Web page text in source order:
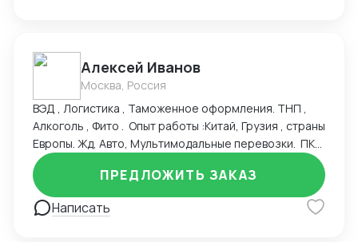
Алексей Иванов
Москва, Россия
ВЭД , Логистика , Таможенное оформления. ТНП ,
Алкоголь , Фито . Опыт работы :Китай, Грузия , страны
Европы. Жд, Авто, Мультимодальные перевозки. ПКТ
, ПЛП , Владивосток , Новороссийск , жд станции
Москвы, авто терминалы. Альта Софт, Такса , ЛК ФТС
. ТНВЭД , Инвойс, Спецификация , Упаковочный лист
Проверка торговых марок Контракты ВЭД
Написать
ПРЕДЛОЖИТЬ ЗАКАЗ